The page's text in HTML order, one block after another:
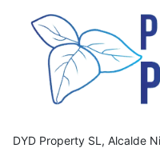
DYD Property SL, Alcalde